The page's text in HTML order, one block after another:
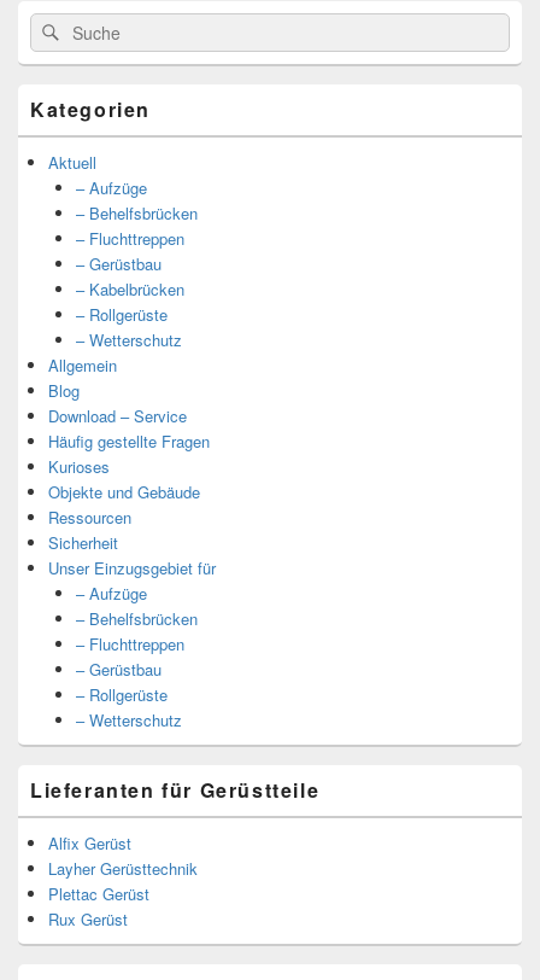
Suche
nach:
Suche
Kategorien
Aktuell
– Aufzüge
– Behelfsbrücken
– Fluchttreppen
– Gerüstbau
– Kabelbrücken
– Rollgerüste
– Wetterschutz
Allgemein
Blog
Download – Service
Häufig gestellte Fragen
Kurioses
Objekte und Gebäude
Ressourcen
Sicherheit
Unser Einzugsgebiet für
– Aufzüge
– Behelfsbrücken
– Fluchttreppen
– Gerüstbau
– Rollgerüste
– Wetterschutz
Lieferanten für Gerüstteile
Alfix Gerüst
Layher Gerüsttechnik
Plettac Gerüst
Rux Gerüst